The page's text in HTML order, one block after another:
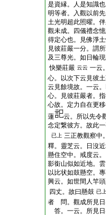
是資縁。人是知識
明等者。入觀以前
土光明超此照曜。
觀未成。四儀禮念
得定心也。見佛淨
見彼莊嚴一分。謂
及三尊光。如日輪
快樂莊嚴 云云 一云
心。以次下云見彼
云見餘境故。一云
心。見彼莊嚴者。
心故。定力自在更
蓮
云。所以先令
念定繋彼方。故此
已上 三正教觀察中
釋。靈芝云。日沒
懸住空中。戒度云
影銜山似如近地。
以比状如鼓懸空。
興云。如世間人竿
四丈。故曰懸鼓 已
者 問。觀成所見日
答。一云。所見